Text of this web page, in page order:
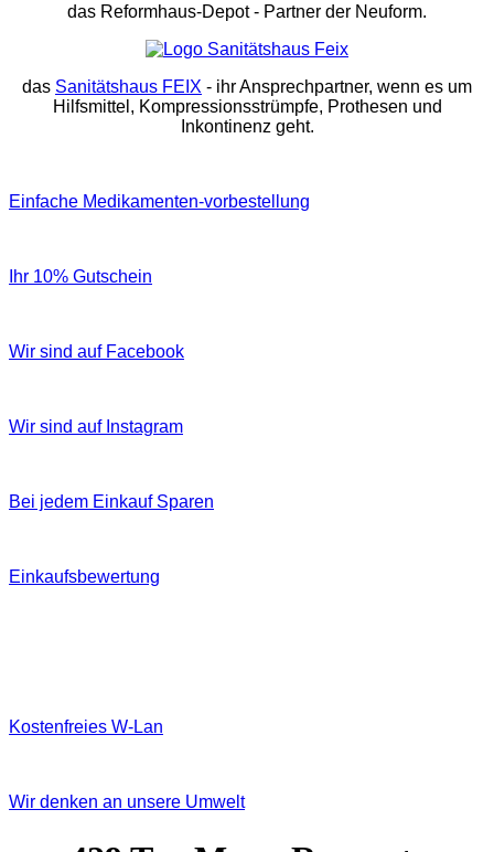
das Reformhaus-Depot- Partner der Neuform.
das Sanitätshaus FEIX - ihr Ansprechpartner, wenn es um
Hilfsmittel, Kompressionsstrümpfe, Prothesen und
Inkontinenz geht.
Einfache Medikamenten-vorbestellung
Ihr 10% Gutschein
Wir sind auf Facebook
Wir sind auf Instagram
Bei jedem Einkauf Sparen
Einkaufsbewertung
Kostenfreies W‐Lan
Wir denken an unsere Umwelt